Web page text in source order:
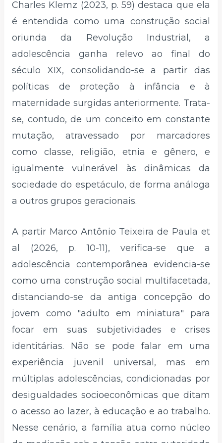
Charles Klemz (2023, p. 59) destaca que ela
é entendida como uma construção social
oriunda da Revolução Industrial, a
adolescência ganha relevo ao final do
século XIX, consolidando-se a partir das
políticas de proteção à infância e à
maternidade surgidas anteriormente. Trata-
se, contudo, de um conceito em constante
mutação, atravessado por marcadores
como classe, religião, etnia e gênero, e
igualmente vulnerável às dinâmicas da
sociedade do espetáculo, de forma análoga
a outros grupos geracionais.
A partir Marco Antônio Teixeira de Paula et
al (2026, p. 10-11), verifica-se que a
adolescência contemporânea evidencia-se
como uma construção social multifacetada,
distanciando-se da antiga concepção do
jovem como "adulto em miniatura" para
focar em suas subjetividades e crises
identitárias. Não se pode falar em uma
experiência juvenil universal, mas em
múltiplas adolescências, condicionadas por
desigualdades socioeconômicas que ditam
o acesso ao lazer, à educação e ao trabalho.
Nesse cenário, a família atua como núcleo